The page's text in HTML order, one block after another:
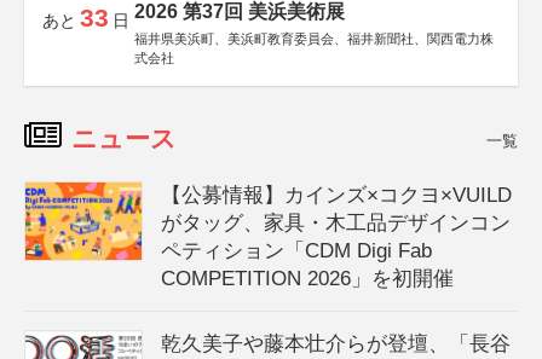
あと 33 日 2026 第37回 美浜美術展
福井県美浜町、美浜町教育委員会、福井新聞社、関西電力株
式会社
ニュース 一覧
【公募情報】カインズ×コクヨ×VUILD
がタッグ、家具・木工品デザインコン
ペティション「CDM Digi Fab
COMPETITION 2026」を初開催
乾久美子や藤本壮介らが登壇、「長谷